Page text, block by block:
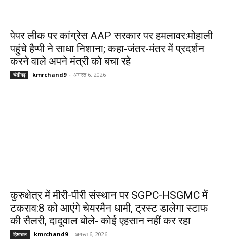
पेपर लीक पर कांग्रेस AAP सरकार पर हमलावर:मोहाली
पहुंचे हैप्पी ने साधा निशाना; कहा-जंतर-मंतर में प्रदर्शन
करने वाले अपने मंत्री को बचा रहे
चंडीगढ़ kmrchand9 - अगस्त 6, 2026
कुरुक्षेत्र में मीरी-पीरी संस्थान पर SGPC-HSGMC में
टकराव:8 को आएंगे चेयरमैन धामी, ट्रस्ट डालेगा स्टाफ
की सैलरी, दादूवाल बोले- कोई एहसान नहीं कर रहा
हिमाचल kmrchand9 - अगस्त 6, 2026